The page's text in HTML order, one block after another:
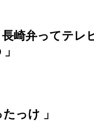
長崎弁ってテ
っけ 」